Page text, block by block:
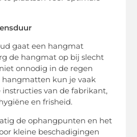
gaat een hangmat
de hangmat op bij slecht
onnodig in de regen
hangmatten kun je vaak
instructies van de fabrikant,
en frisheid.
de ophangpunten en het
kleine beschadigingen